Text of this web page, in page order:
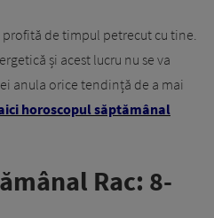
de timpul petrecut cu tine.
și acest lucru nu se va
anula orice tendință de a mai
horoscopul săptămânal
Rac: 8-